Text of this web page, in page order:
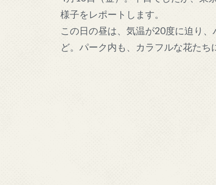
様子をレポートします。
この日の昼は、気温が20度に迫り
ど。パーク内も、カラフルな花たち